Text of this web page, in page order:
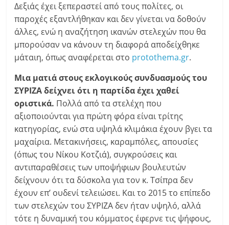
Δεξιάς έχει ξεπεραστεί από τους πολίτες, οι
παροχές εξαντλήθηκαν και δεν γίνεται να δοθούν
άλλες, ενώ η αναζήτηση ικανών στελεχών που θα
μπορούσαν να κάνουν τη διαφορά αποδείχθηκε
μάταιη, όπως αναφέρεται στο protothema.gr.
Μια ματιά στους εκλογικούς συνδυασμούς του
ΣΥΡΙΖΑ δείχνει ότι η παρτίδα έχει χαθεί
οριστικά. Πολλά από τα στελέχη που
αξιοποιούνται για πρώτη φόρα είναι τρίτης
κατηγορίας, ενώ στα υψηλά κλιμάκια έχουν βγει τα
μαχαίρια. Μετακινήσεις, καραμπόλες, απουσίες
(όπως του Νίκου Κοτζιά), συγκρούσεις και
αντιπαραθέσεις των υποψήφιων βουλευτών
δείχνουν ότι τα δύσκολα για τον κ. Τσίπρα δεν
έχουν επ’ ουδενί τελειώσει. Και το 2015 το επίπεδο
των στελεχών του ΣΥΡΙΖΑ δεν ήταν υψηλό, αλλά
τότε η δυναμική του κόμματος έφερνε τις ψήφους,